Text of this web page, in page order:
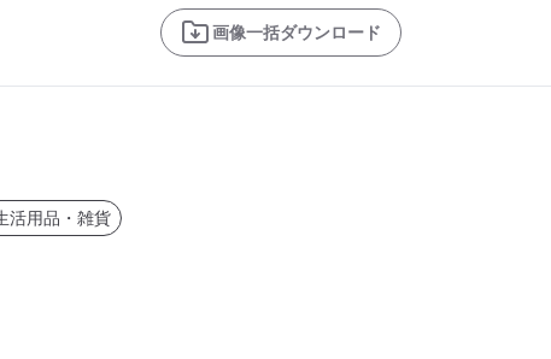
画像一括ダウンロード
活用品・雑貨